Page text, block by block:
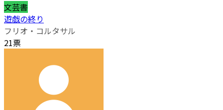
文芸書
遊戯の終り
フリオ・コルタサル
21票